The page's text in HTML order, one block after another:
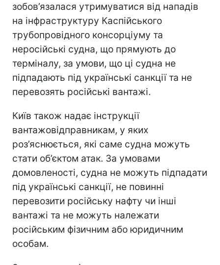
зобов’язалася утримуватися від нападів
на інфраструктуру Каспійського
трубопровідного консорціуму та
неросійські судна, що прямують до
терміналу, за умови, що ці судна не
підпадають під українські санкції та не
перевозять російські вантажі.
Київ також надає інструкції
вантажовідправникам, у яких
роз’яснюється, які саме судна можуть
стати об’єктом атак. За умовами
домовленості, судна не можуть підпадати
під українські санкції, не повинні
перевозити російську нафту чи інші
вантажі та не можуть належати
російським фізичним або юридичним
особам.